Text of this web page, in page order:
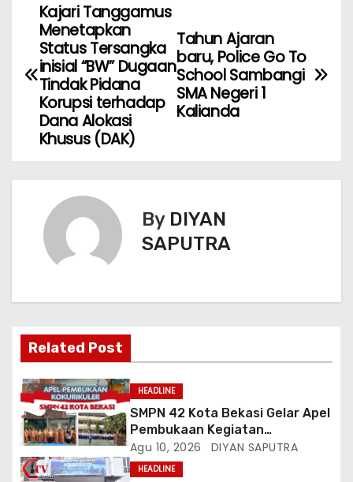
Tahun Ajaran
baru, Police Go To
School Sambangi
SMA Negeri 1
Kalianda
Kajari Tanggamus
Menetapkan
Status Tersangka
inisial “BW” Dugaan
Tindak Pidana
Korupsi terhadap
Dana Alokasi
Khusus (DAK)
By DIYAN
SAPUTRA
Related Post
HEADLINE
SMPN 42 Kota Bekasi Gelar Apel
Pembukaan Kegiatan
Kokurikuler
Agu 10, 2026 DIYAN SAPUTRA
HEADLINE